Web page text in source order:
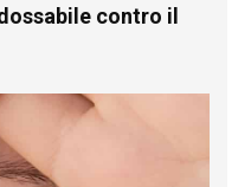
contro il